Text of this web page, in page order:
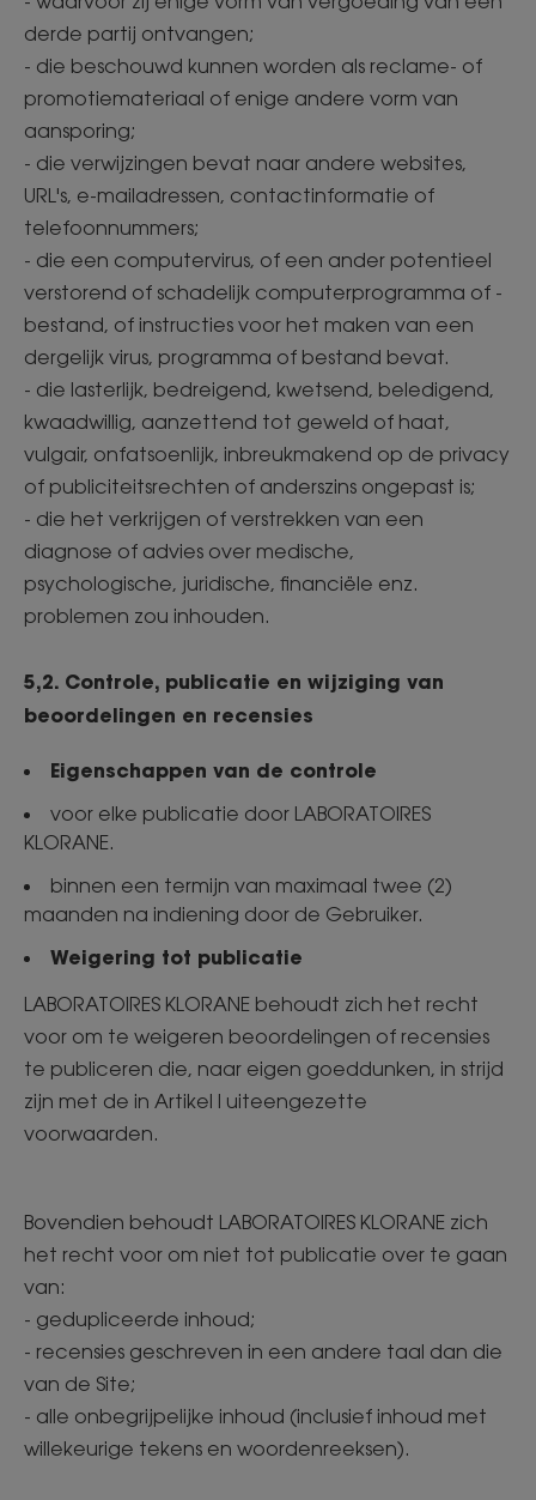
derde partij ontvangen;
- die beschouwd kunnen worden als reclame- of
promotiemateriaal of enige andere vorm van
aansporing;
- die verwijzingen bevat naar andere websites,
URL's, e-mailadressen, contactinformatie of
telefoonnummers;
- die een computervirus, of een ander potentieel
verstorend of schadelijk computerprogramma of -
bestand, of instructies voor het maken van een
dergelijk virus, programma of bestand bevat.
- die lasterlijk, bedreigend, kwetsend, beledigend,
kwaadwillig, aanzettend tot geweld of haat,
vulgair, onfatsoenlijk, inbreukmakend op de privacy
of publiciteitsrechten of anderszins ongepast is;
- die het verkrijgen of verstrekken van een
diagnose of advies over medische,
psychologische, juridische, financiële enz.
problemen zou inhouden.
5,2. Controle, publicatie en wijziging van
beoordelingen en recensies
Eigenschappen van de controle
voor elke publicatie door LABORATOIRES
KLORANE.
binnen een termijn van maximaal twee (2)
maanden na indiening door de Gebruiker.
Weigering tot publicatie
LABORATOIRES KLORANE behoudt zich het recht
voor om te weigeren beoordelingen of recensies
te publiceren die, naar eigen goeddunken, in strijd
zijn met de in Artikel I uiteengezette
voorwaarden.
Bovendien behoudt LABORATOIRES KLORANE zich
het recht voor om niet tot publicatie over te gaan
van:
- gedupliceerde inhoud;
- recensies geschreven in een andere taal dan die
van de Site;
- alle onbegrijpelijke inhoud (inclusief inhoud met
willekeurige tekens en woordenreeksen).